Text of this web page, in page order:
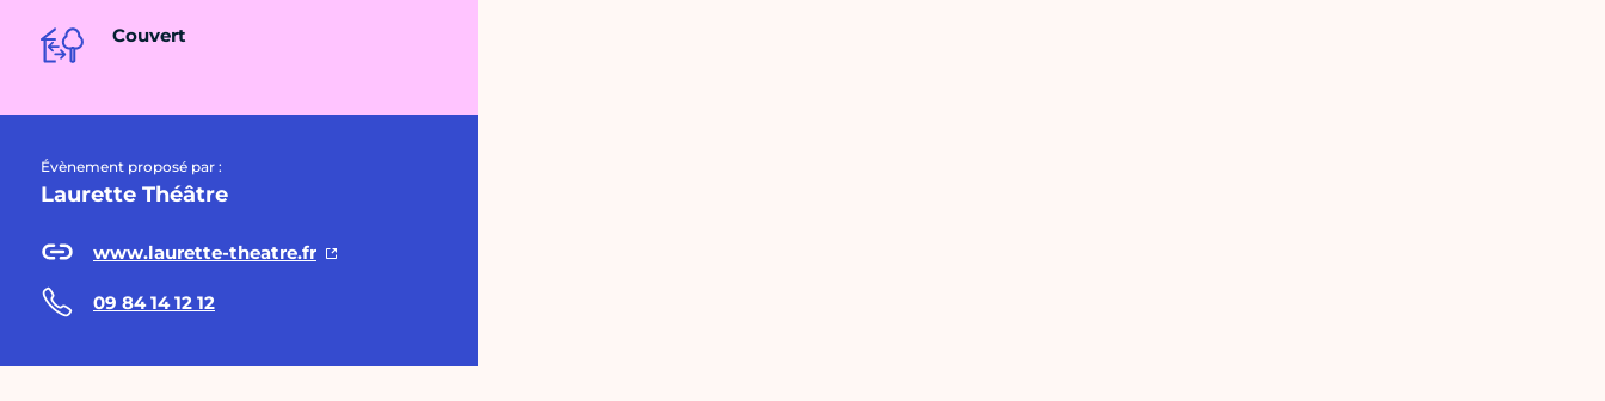
Couvert
Évènement proposé par :
Laurette Théâtre
www.laurette-theatre.fr
09 84 14 12 12